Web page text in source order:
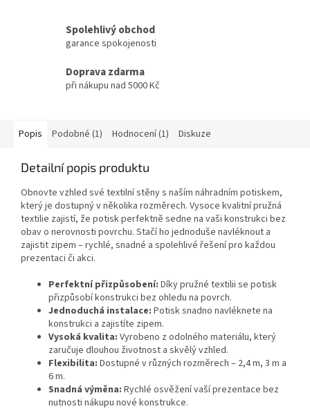
Spolehlivý obchod
garance spokojenosti
Doprava zdarma
při nákupu nad 5000 Kč
Popis Podobné (1) Hodnocení (1) Diskuze
Detailní popis produktu
Obnovte vzhled své textilní stěny s naším náhradním potiskem,
který je dostupný v několika rozměrech. Vysoce kvalitní pružná
textilie zajistí, že potisk perfektně sedne na vaši konstrukci bez
obav o nerovnosti povrchu. Stačí ho jednoduše navléknout a
zajistit zipem – rychlé, snadné a spolehlivé řešení pro každou
prezentaci či akci.
Perfektní přizpůsobení: Díky pružné textilii se potisk
přizpůsobí konstrukci bez ohledu na povrch.
Jednoduchá instalace: Potisk snadno navléknete na
konstrukci a zajistíte zipem.
Vysoká kvalita: Vyrobeno z odolného materiálu, který
zaručuje dlouhou životnost a skvělý vzhled.
Flexibilita: Dostupné v různých rozměrech – 2,4 m, 3 m a
6 m.
Snadná výměna: Rychlé osvěžení vaší prezentace bez
nutnosti nákupu nové konstrukce.